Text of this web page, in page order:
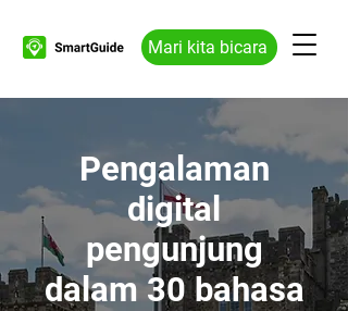
Mari kita bicara
Pengalaman
digital
pengunjung
dalam 30 bahasa